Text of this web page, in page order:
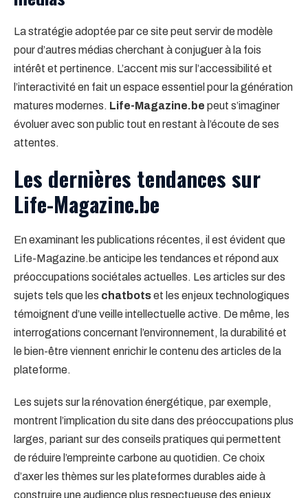
La stratégie adoptée par ce site peut servir de modèle
pour d’autres médias cherchant à conjuguer à la fois
intérêt et pertinence. L’accent mis sur l’accessibilité et
l’interactivité en fait un espace essentiel pour la génération
matures modernes. Life-Magazine.be peut s’imaginer
évoluer avec son public tout en restant à l’écoute de ses
attentes.
Les dernières tendances sur
Life-Magazine.be
En examinant les publications récentes, il est évident que
Life-Magazine.be anticipe les tendances et répond aux
préoccupations sociétales actuelles. Les articles sur des
sujets tels que les chatbotset les enjeux technologiques
témoignent d’une veille intellectuelle active. De même, les
interrogations concernant l’environnement, la durabilité et
le bien-être viennent enrichir le contenu des articles de la
plateforme.
Les sujets sur la rénovation énergétique, par exemple,
montrent l’implication du site dans des préoccupations plus
larges, pariant sur des conseils pratiques qui permettent
de réduire l’empreinte carbone au quotidien. Ce choix
d’axer les thèmes sur les plateformes durables aide à
construire une audience plus respectueuse des enjeux